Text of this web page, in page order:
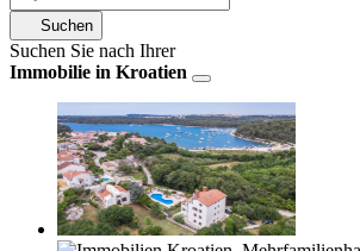
Suchen
Suchen Sie nach Ihrer
Immobilie in Kroatien